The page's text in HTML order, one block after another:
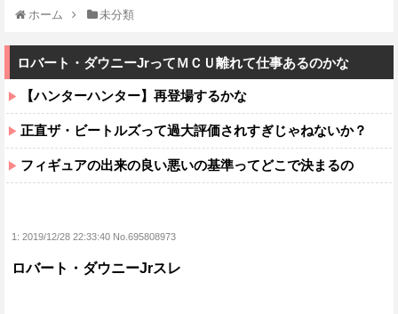
ホーム 未分類
ロバート・ダウニーJrってＭＣＵ離れて仕事あるのかな
【ハンターハンター】再登場するかな
正直ザ・ビートルズって過大評価されすぎじゃねないか？
フィギュアの出来の良い悪いの基準ってどこで決まるの
1: 2019/12/28 22:33:40 No.695808973
ロバート・ダウニーJrスレ